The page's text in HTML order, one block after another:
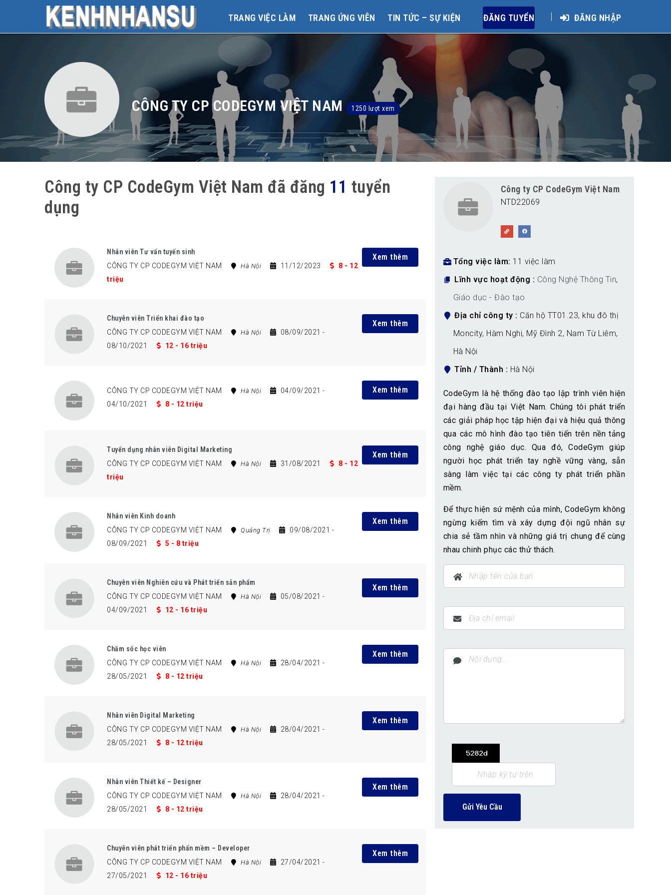
TRANG VIỆC LÀM TRANG ỨNG VIÊN TIN TỨC – SỰ KIỆN ĐĂNG TUYỂN ĐĂNG NHẬP
CÔNG TY CP CODEGYM VIỆT NAM 1250 lượt xem
Công ty CP CodeGym Việt Nam đã đăng 11 tuyển
dụng
Nhân viên Tư vấn tuyến sinh
CÔNG TY CP CODEGYM VIỆT NAM
Hà Nội 11/12/2023
8 - 12
triệu
Xem thêm
Chuyên viên Triển khai đào tạo
CÔNG TY CP CODEGYM VIỆT NAM
Hà Nội 08/09/2021-
08/10/2021
12 - 16 triệu
Xem thêm
CÔNG TY CP CODEGYM VIỆT NAM Hà Nội 04/09/2021-
04/10/2021
8 - 12 triệu
Xem thêm
Tuyển dụng nhân viên Digital Marketing
CÔNG TY CP CODEGYM VIỆT NAM
Hà Nội 31/08/2021
8 - 12
triệu
Xem thêm
Nhân viên Kinh doanh
CÔNG TY CP CODEGYM VIỆT NAM
Quảng Trị 09/08/2021 -
08/09/2021
5 - 8 triệu
Xem thêm
Chuyên viên Nghiên cứu và Phát triển sản phẩm
CÔNG TY CP CODEGYM VIỆT NAM
Hà Nội 05/08/2021-
04/09/2021
12 - 16 triệu
Xem thêm
Chăm sóc học viên
CÔNG TY CP CODEGYM VIỆT NAM
Hà Nội 28/04/2021-
28/05/2021
8 - 12 triệu
Xem thêm
Nhân viên Digital Marketing
CÔNG TY CP CODEGYM VIỆT NAM
Hà Nội 28/04/2021-
28/05/2021
8 - 12 triệu
Xem thêm
Nhân viên Thiết kế – Designer
CÔNG TY CP CODEGYM VIỆT NAM
Hà Nội 28/04/2021-
28/05/2021
8 - 12 triệu
Xem thêm
Chuyên viên phát triển phẩn mềm – Developer
CÔNG TY CP CODEGYM VIỆT NAM
Hà Nội 27/04/2021-
27/05/2021
12 - 16 triệu
Xem thêm
Công ty CP CodeGym Việt Nam
NTD22069
Tổng việc làm 11 việc làm
Lĩnh vực hoạt động
Công Nghệ Thông Tin,
Giáo dục - Đào tạo
Địa chỉ công ty
Căn hộ TT01.23, khu đô thị
Moncity, Hàm Nghi, Mỹ Đình 2, Nam Từ Liêm,
Hà Nội
Tỉnh / Thành
Hà Nội
CodeGym là hệ thống đào tạo lập trình viên hiện
đại hàng đầu tại Việt Nam. Chúng tôi phát triển
các giải pháp học tập hiện đại và hiệu quả thông
qua các mô hình đào tạo tiên tiến trên nền tảng
công nghệ giáo dục. Qua đó, CodeGym giúp
người học phát triển tay nghề vững vàng, sẵn
sàng làm việc tại các công ty phát triển phần
mềm.
Để thực hiện sứ mệnh của mình, CodeGym không
ngừng kiếm tìm và xây dựng đội ngũ nhân sự
chia sẻ tầm nhìn và những giá trị chung để cùng
nhau chinh phục các thử thách.
Gửi Yêu Cầu